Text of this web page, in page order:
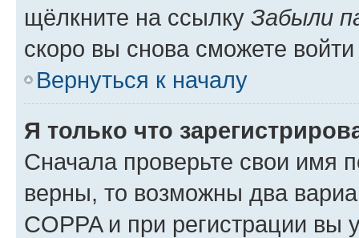
щёлкните на ссылку Забыли
скоро вы снова сможете
Вернуться к началу
Я только что
Сначала проверьте свои имя
верны, то возможны два
COPPA и при регистрации вы